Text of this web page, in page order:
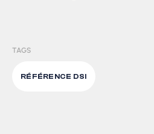
TAGS
RÉFÉRENCE DSI